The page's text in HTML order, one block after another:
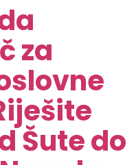
za
Šute do